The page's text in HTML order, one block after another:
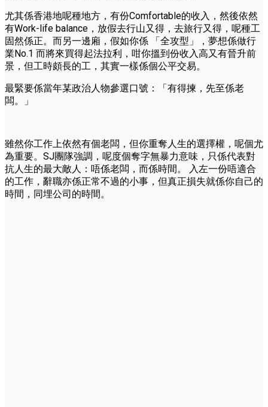
尤其係香港地呢種地方，有份Comfortable的收入，然後依然
有Work-life balance，放假去行山又得，去旅行又得，呢種工
固然係正。而另一邊廂，假如你係 「全攻型」，夢想係做行
業No.1 而將來買得起法拉利，咁你搵到份收入高又有晉升前
景，但工時頗長的工，其實一樣係個公平交易。
最緊要係當年某政治人物參選口號：「有得揀，先至係老
闆。」
雖然你工作上依然有個老闆，但你重奪人生的選擇權，呢個尤
為重要。SJ團隊強調，呢度個奪字無暴力意味，只係代表對
抗人生的最大敵人：唔係老闆，而係時間。 入左一份唔適合
的工作，辭職亦係正常不過的小事，但真正損失就係你自己的
時間，同埋公司的時間。